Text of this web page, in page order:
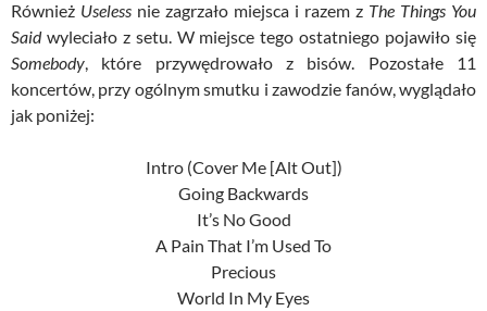
Również Useless nie zagrzało miejsca i razem z The Things You
Saidwyleciało z setu. W miejsce tego ostatniego pojawiło się
Somebody , które przywędrowało z bisów. Pozostałe 11
koncertów, przy ogólnym smutku i zawodzie fanów, wyglądało
jak poniżej:
Intro (Cover Me [Alt Out])
Going Backwards
It’s No Good
A Pain That I’m Used To
Precious
World In My Eyes